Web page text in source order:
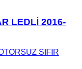
LEDLİ 2016-